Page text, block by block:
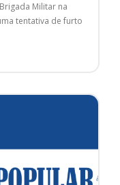
Militar na
tentativa de furto